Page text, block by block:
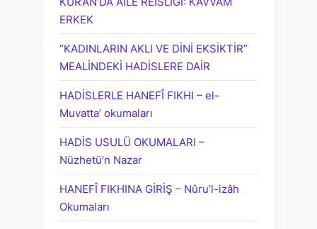
ERKEK
“KADINLARIN AKLI VE DİNİ EKSİKTİR”
MEALİNDEKİ HADİSLERE DAİR
HADİSLERLE HANEFÎ FIKHI – el-
Muvatta’ okumaları
HADİS USULÜ OKUMALARI –
Nüzhetü’n Nazar
HANEFÎ FIKHINA GİRİŞ – Nûru’l-izâh
Okumaları